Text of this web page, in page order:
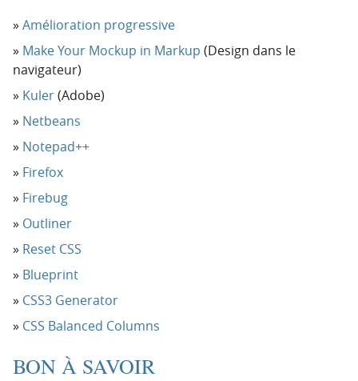
Amélioration progressive
Make Your Mockup in Markup (Design dans le
navigateur)
Kuler(Adobe)
Netbeans
Notepad++
Firefox
Firebug
Outliner
Reset CSS
Blueprint
CSS3 Generator
CSS Balanced Columns
BON À SAVOIR